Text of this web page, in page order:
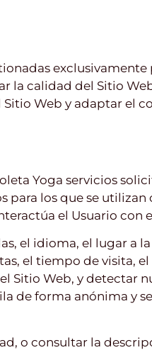
la calidad del Sitio
Web y adaptar el
Yoga servicios
para los que se
el Usuario con
el idioma, el lugar a
el tiempo de visita,
Web, y detectar
de forma anónima y
o consultar la